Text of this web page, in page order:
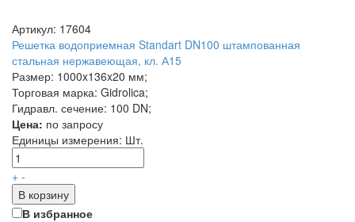
Артикул: 17604
Решетка водоприемная Standart DN100 штампованная
стальная нержавеющая, кл. А15
Размер: 1000x136x20 мм;
Торговая марка: Gidrolica;
Гидравл. сечение: 100 DN;
Цена: по запросу
Единицы измерения: Шт.
+ -
В корзину
В избранное